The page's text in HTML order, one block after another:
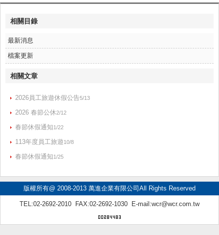
相關目錄
最新消息
檔案更新
相關文章
2026員工旅遊休假公告5/13
2026 春節公休2/12
春節休假通知1/22
113年度員工旅遊10/8
春節休假通知1/25
版權所有@ 2008-2013 萬進企業有限公司All Rights Reserved
TEL:02-2692-2010 FAX:02-2692-1030 E-mail:wcr@wcr.com.tw